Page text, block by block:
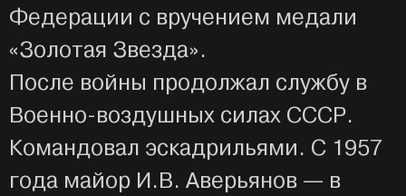
Федерации с вручением медали
«Золотая Звезда».
После войны продолжал службу в
Военно-воздушных силах СССР.
Командовал эскадрильями. С 1957
года майор И.В. Аверьянов — в